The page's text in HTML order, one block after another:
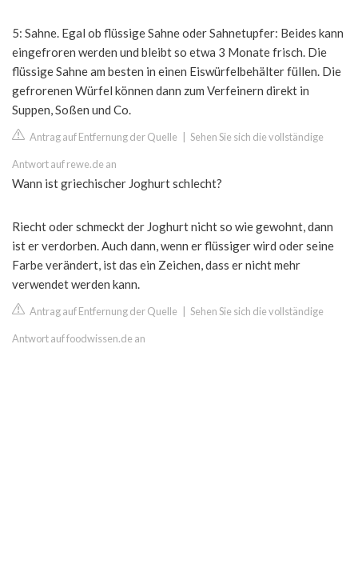
5: Sahne. Egal ob flüssige Sahne oder Sahnetupfer: Beides kann
eingefroren werden und bleibt so etwa 3 Monate frisch. Die
flüssige Sahne am besten in einen Eiswürfelbehälter füllen. Die
gefrorenen Würfel können dann zum Verfeinern direkt in
Suppen, Soßen und Co.
Antrag auf Entfernung der Quelle Sehen Sie sich die vollständige
Antwort auf rewe.de an
Wann ist griechischer Joghurt schlecht?
Riecht oder schmeckt der Joghurt nicht so wie gewohnt, dann
ist er verdorben. Auch dann, wenn er flüssiger wird oder seine
Farbe verändert, ist das ein Zeichen, dass er nicht mehr
verwendet werden kann.
Antrag auf Entfernung der Quelle Sehen Sie sich die vollständige
Antwort auf foodwissen.de an